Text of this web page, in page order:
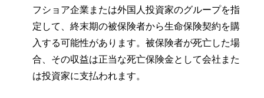
フショア企業または外国人投資家のグループを指
定して、終末期の被保険者から生命保険契約を購
入する可能性があります。被保険者が死亡した場
合、その収益は正当な死亡保険金として会社また
は投資家に支払われます。